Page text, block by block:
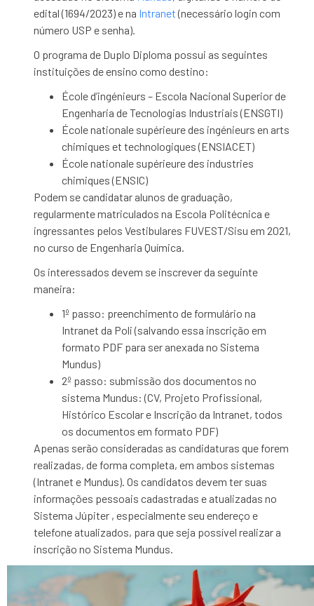
edital (1694/2023) e na Intranet(necessário login com
número USP e senha).
O programa de Duplo Diploma possui as seguintes
instituições de ensino como destino:
École d’ingénieurs – Escola Nacional Superior de
Engenharia de Tecnologias Industriais (ENSGTI)
École nationale supérieure des ingénieurs en arts
chimiques et technologiques (ENSIACET)
École nationale supérieure des industries
chimiques (ENSIC)
Podem se candidatar alunos de graduação,
regularmente matriculados na Escola Politécnica e
ingressantes pelos Vestibulares FUVEST/Sisu em 2021,
no curso de Engenharia Química.
Os interessados devem se inscrever da seguinte
maneira:
1º passo: preenchimento de formulário na
Intranet da Poli (salvando essa inscrição em
formato PDF para ser anexada no Sistema
Mundus)
2º passo: submissão dos documentos no
sistema Mundus: (CV, Projeto Profissional,
Histórico Escolar e Inscrição da Intranet, todos
os documentos em formato PDF)
Apenas serão consideradas as candidaturas que forem
realizadas, de forma completa, em ambos sistemas
(Intranet e Mundus). Os candidatos devem ter suas
informações pessoais cadastradas e atualizadas no
Sistema Júpiter , especialmente seu endereço e
telefone atualizados, para que seja possível realizar a
inscrição no Sistema Mundus.